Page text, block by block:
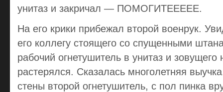
унитаз и закричал — ПОМОГИТЕЕЕЕЕ.
На его крики прибежал второй военрук.
его коллегу стоящего со спущенными
рабочий огнетушитель в унитаз и
растерялся. Сказалась многолетняя
стены второй огнетушитель, с пол пинка